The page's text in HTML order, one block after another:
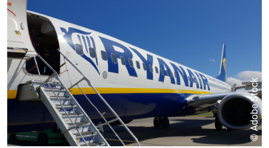
© Adobe Stock